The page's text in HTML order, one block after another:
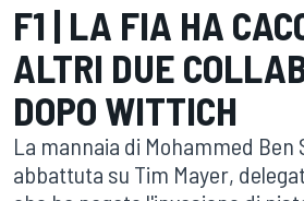
F1 | LA FIA HA
ALTRI DUE
DOPO WITTICH
La mannaia di Mohammed Ben
abbattuta su Tim Mayer,